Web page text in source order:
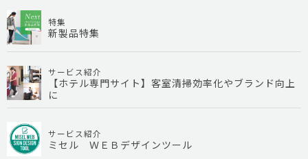
特集
新製品特集
サービス紹介
【ホテル専門サイト】客室清掃効率化やブランド向上
に
サービス紹介
ミセル ＷＥＢデザインツール